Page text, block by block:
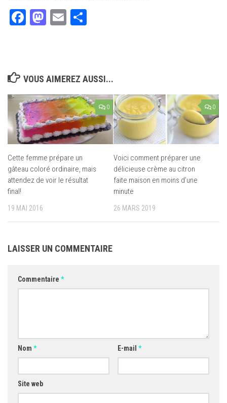
Facebook
Mastodon
Email
VOUS AIMEREZ AUSSI...
0
Cette femme prépare un
gâteau coloré ordinaire, mais
attendez de voir le résultat
final!
19 MAI 2016
0
Voici comment préparer une
délicieuse crème au citron
faite maison en moins d’une
minute
26 MARS 2019
LAISSER UN COMMENTAIRE
Commentaire *
Nom * E-mail *
Site web